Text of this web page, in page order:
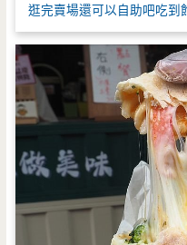
逛完賣場還可以自助吧吃到